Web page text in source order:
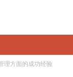
理方面的成功经验